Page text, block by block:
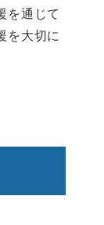
を通じて
を大切に